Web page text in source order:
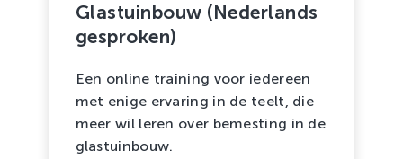
Glastuinbouw (Nederlands
gesproken)
Een online training voor iedereen
met enige ervaring in de teelt, die
meer wil leren over bemesting in de
glastuinbouw.